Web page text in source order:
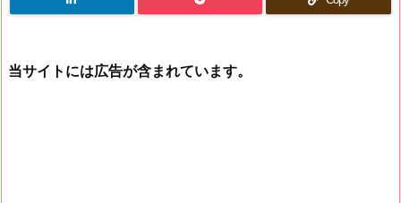
当サイトには広告が含まれています。